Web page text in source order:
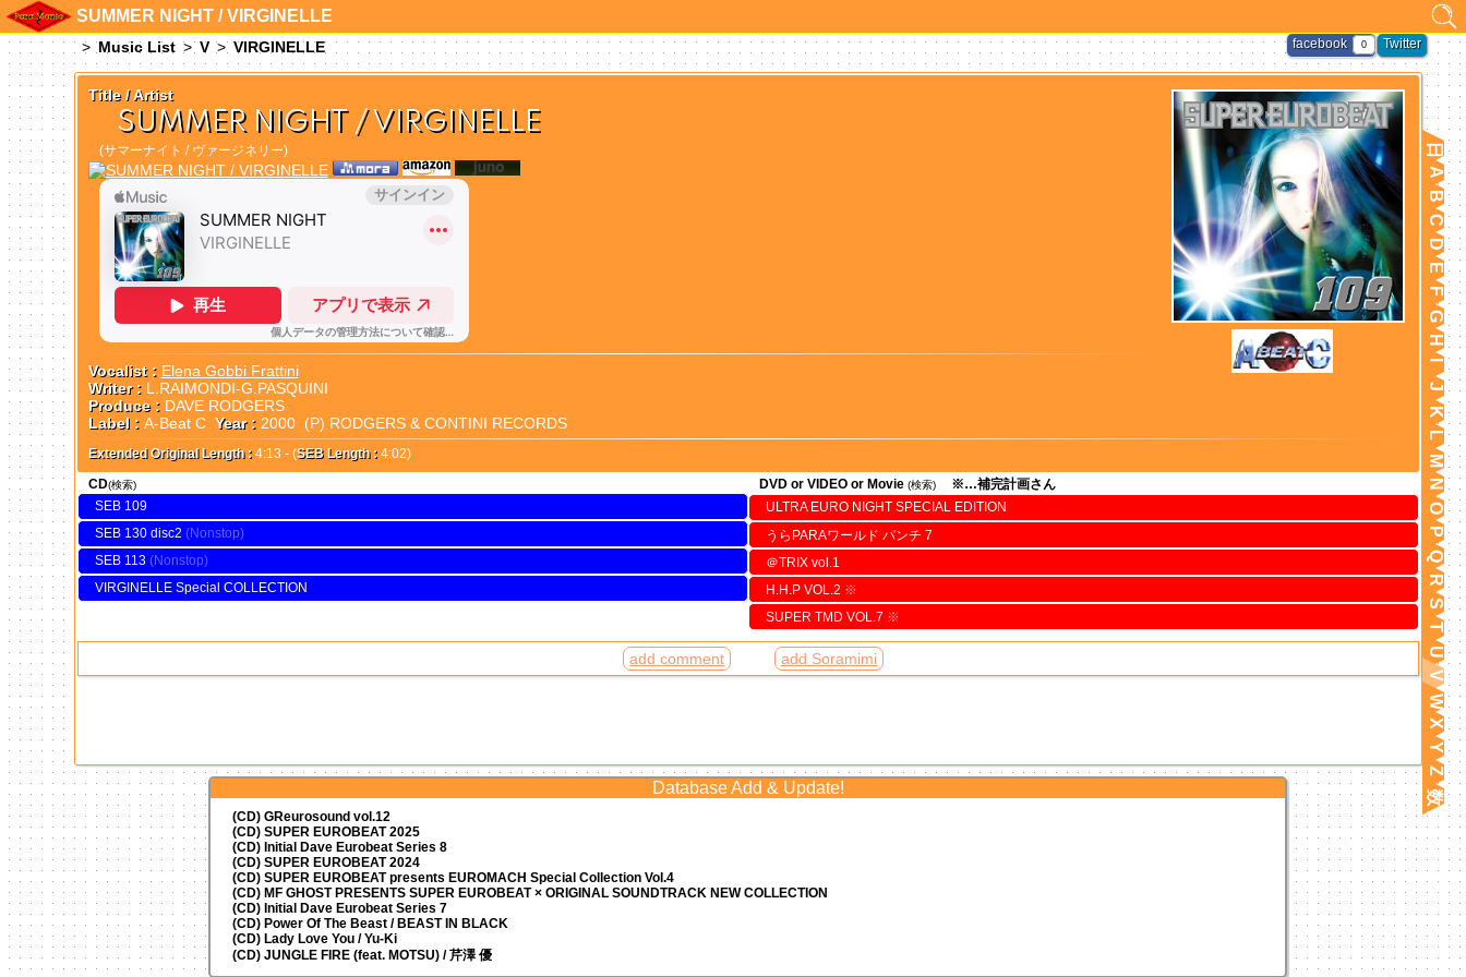
SUMMER NIGHT / VIRGINELLE
Music List V VIRGINELLE
Title / Artist
SUMMER NIGHT / VIRGINELLE
(サマーナイト / ヴァージネリー)
Vocalist : Elena Gobbi Frattini
Writer : L.RAIMONDI-G.PASQUINI
Produce : DAVE RODGERS
Label : A-Beat C Year : 2000 (P) RODGERS & CONTINI RECORDS
Extended Original Length : 4:13 - (SEB Length : 4:02)
CD(検索)
SEB 109
SEB 130 disc2
SEB 113
VIRGINELLE Special COLLECTION
DVD or VIDEO or Movie (検索)
※…補完計画さん
ULTRA EURO NIGHT SPECIAL EDITION
うらPARAワールド パンチ 7
＠TRIX vol.1
H.H.P VOL.2 ※
SUPER TMD VOL.7 ※
add comment add Soramimi
Twitter
facebook 0
日
A
B
C
D
E
F
G
H
I
J
K
L
M
N
O
P
Q
R
S
T
U
V
W
X
Y
Z
数
Database Add & Update!
(CD) GReurosound vol.12
(CD) SUPER EUROBEAT 2025
(CD) Initial Dave Eurobeat Series 8
(CD) SUPER EUROBEAT 2024
(CD)SUPER EUROBEAT presentsEUROMACH Special Collection Vol.4
(CD) MF GHOST PRESENTS SUPER EUROBEAT × ORIGINAL SOUNDTRACK NEW COLLECTION
(CD) Initial Dave Eurobeat Series 7
(CD) Power Of The Beast / BEAST IN BLACK
(CD) Lady Love You / Yu-Ki
(CD) JUNGLE FIRE (feat. MOTSU) / 芹澤 優